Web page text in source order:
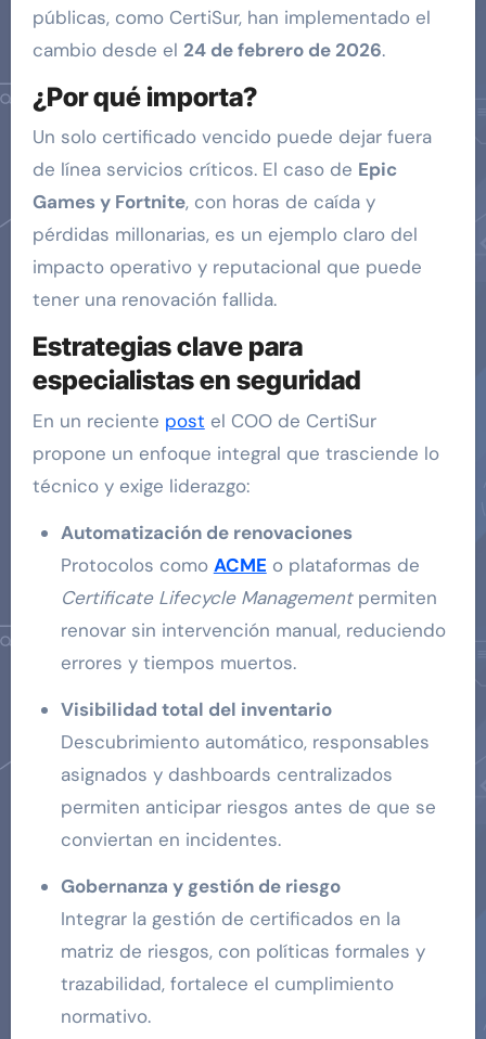
públicas, como CertiSur, han implementado el
cambio desde el 24 de febrero de 2026.
¿Por qué importa?
Un solo certificado vencido puede dejar fuera
de línea servicios críticos. El caso de Epic
Games y Fortnite, con horas de caída y
pérdidas millonarias, es un ejemplo claro del
impacto operativo y reputacional que puede
tener una renovación fallida.
Estrategias clave para
especialistas en seguridad
En un reciente post el COO de CertiSur
propone un enfoque integral que trasciende lo
técnico y exige liderazgo:
Automatización de renovaciones
Protocolos como ACME o plataformas de
Certificate Lifecycle Managementpermiten
renovar sin intervención manual, reduciendo
errores y tiempos muertos.
Visibilidad total del inventario
Descubrimiento automático, responsables
asignados y dashboards centralizados
permiten anticipar riesgos antes de que se
conviertan en incidentes.
Gobernanza y gestión de riesgo
Integrar la gestión de certificados en la
matriz de riesgos, con políticas formales y
trazabilidad, fortalece el cumplimiento
normativo.